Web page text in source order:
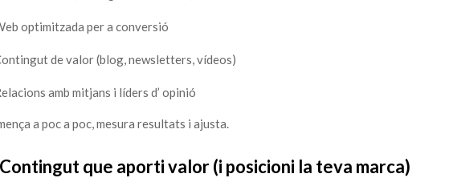
optimitzada per a conversió
de valor (blog, newsletters, vídeos)
amb mitjans i líders d’ opinió
a poc a poc, mesura resultats i ajusta.
que aporti valor (i posicioni la teva marca)